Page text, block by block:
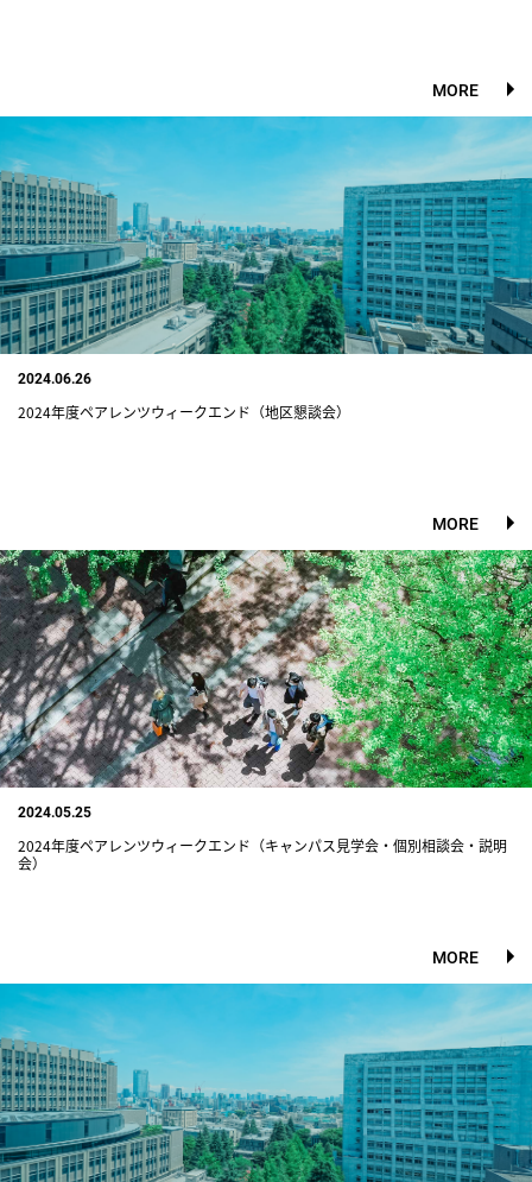
MORE
2024.06.26
2024年度ペアレンツウィークエンド（地区懇談会）
MORE
2024.05.25
2024年度ペアレンツウィークエンド（キャンパス見学会・個別相談会・説明
会）
MORE